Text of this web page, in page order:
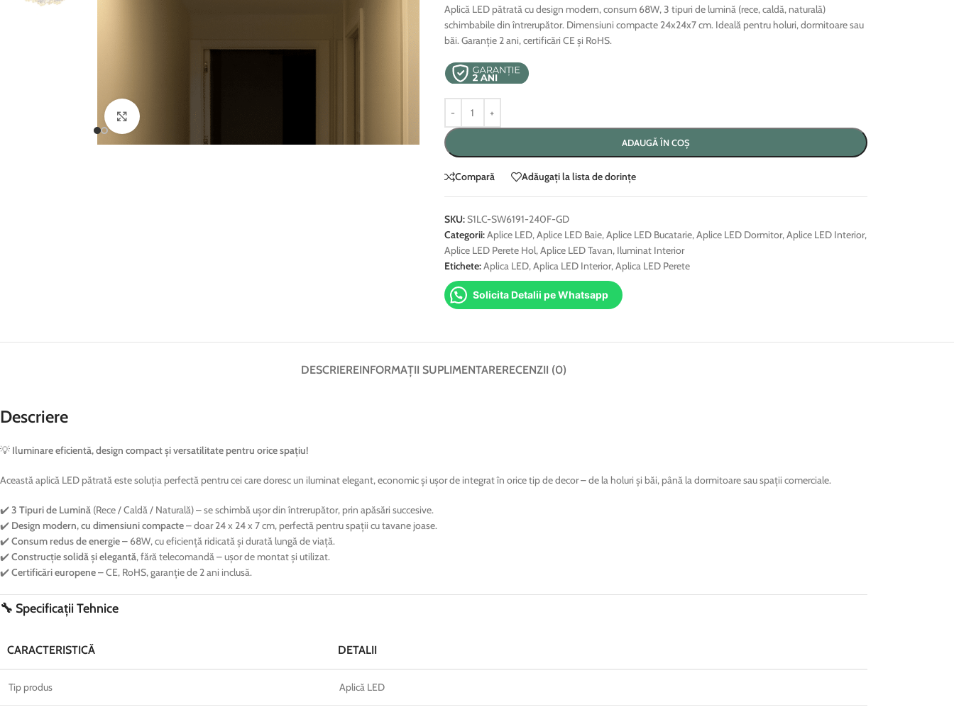
Fă clic pentru a mări
Aplică LED pătrată cu design modern, consum 68W, 3 tipuri de lumină (rece, caldă, naturală)
schimbabile din întrerupător. Dimensiuni compacte 24x24x7 cm. Ideală pentru holuri, dormitoare sau
băi. Garanție 2 ani, certificări CE și RoHS.
ADAUGĂ ÎN COȘ
Compară Adăugați la lista de dorințe
SKU:S1LC-SW6191-240F-GD
Categorii:Aplice LED,Aplice LED Baie,Aplice LED Bucatarie,Aplice LED Dormitor,Aplice LED Interior,
Aplice LED Perete Hol,Aplice LED Tavan, Iluminat Interior
Etichete:Aplica LED,Aplica LED Interior,Aplica LED Perete
Solicita Detalii pe Whatsapp
DESCRIEREINFORMAȚII SUPLIMENTARERECENZII (0)
Descriere
💡 Iluminare eficientă, design compact și versatilitate pentru orice spațiu!
Această aplică LED pătrată este soluția perfectă pentru cei care doresc un iluminat elegant, economic și ușor de integrat în orice tip de decor – de la holuri și băi, până la dormitoare sau spații comerciale.
✔️3 Tipuri de Lumină (Rece / Caldă / Naturală) – se schimbă ușor din întrerupător, prin apăsări succesive.
✔️ Design modern, cu dimensiuni compacte– doar 24 x 24 x 7 cm, perfectă pentru spații cu tavane joase.
✔️Consum redus de energie– 68W, cu eficiență ridicată și durată lungă de viață.
✔️Construcție solidă și elegantă, fără telecomandă – ușor de montat și utilizat.
✔️Certificări europene– CE, RoHS, garanție de 2 ani inclusă.
🔧 Specificații Tehnice
CARACTERISTICĂ DETALII
Tip produs Aplică LED